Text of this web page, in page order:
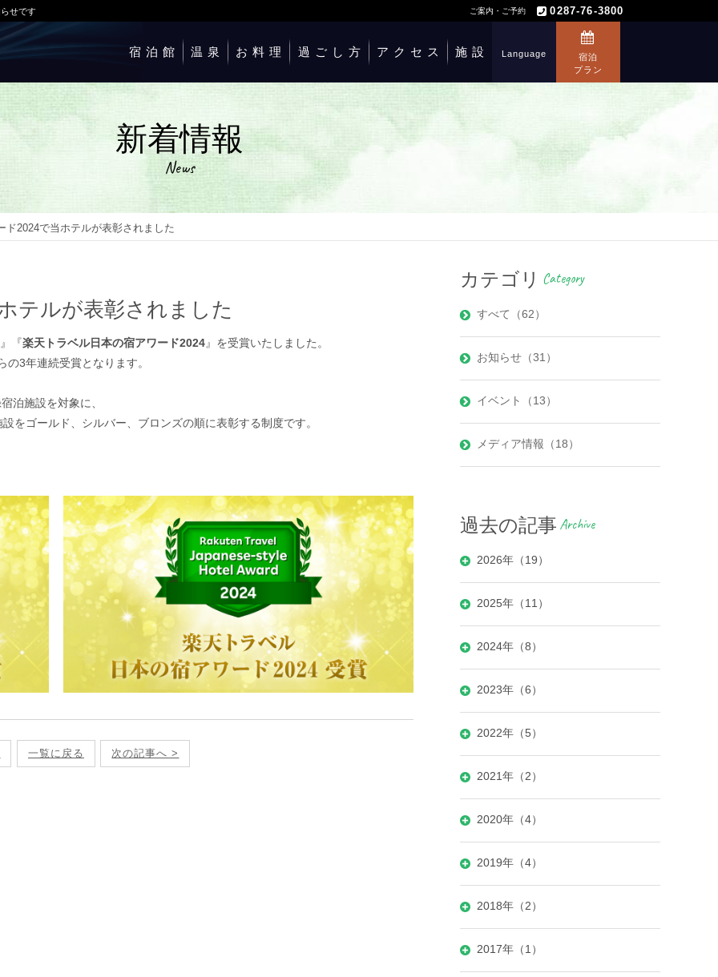
せです ご案内・ご予約 0287-76-3800
宿泊館 温泉 お料理 過ごし方 アクセス 施設 Language
宿泊
プラン
新着情報
News
ド2024で当ホテルが表彰されました
テルが表彰されました
』『楽天トラベル日本の宿アワード2024』を受賞いたしました。
3年連続受賞となります。
泊施設を対象に、
をゴールド、シルバー、ブロンズの順に表彰する制度です。
一覧に戻る 次の記事へ >
カテゴリ Category
すべて（62）
お知らせ（31）
イベント（13）
メディア情報（18）
過去の記事 Archive
2026年（19）
2025年（11）
2024年（8）
2023年（6）
2022年（5）
2021年（2）
2020年（4）
2019年（4）
2018年（2）
2017年（1）